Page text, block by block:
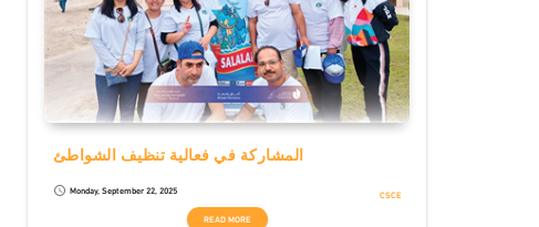
المشاركة في فعالية تنظيف الشواطئ
schedule Monday, September 22, 2025
CSCE
READ MORE